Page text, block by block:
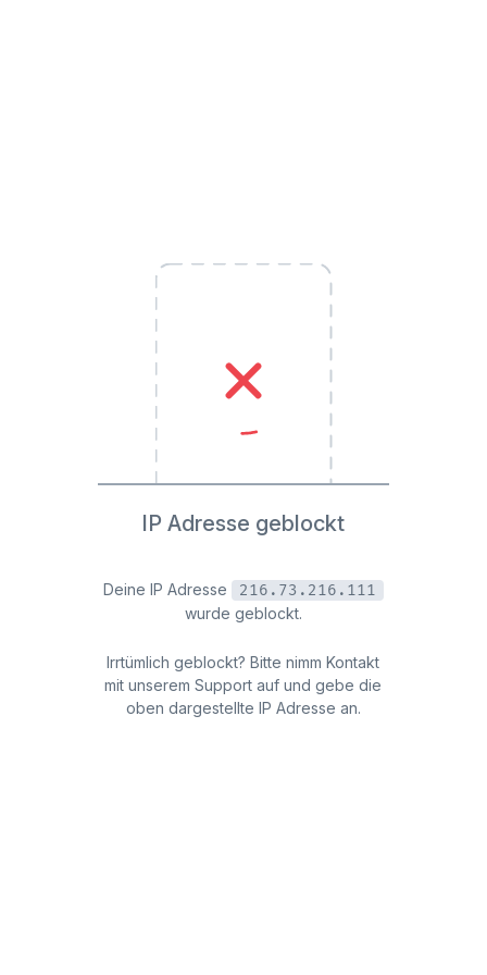
IP Adresse geblockt
Deine IP Adresse
216.73.216.111
wurde geblockt.
Irrtümlich geblockt? Bitte nimm Kontakt
mit unserem Support auf und gebe die
oben dargestellte IP Adresse an.